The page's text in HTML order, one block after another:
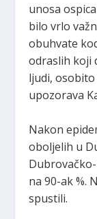
unosa
bilo vrlo
obuhvate
odraslih koji
ljudi,
upozorava
Nakon
oboljelih u
na 90-ak %.
spustili.